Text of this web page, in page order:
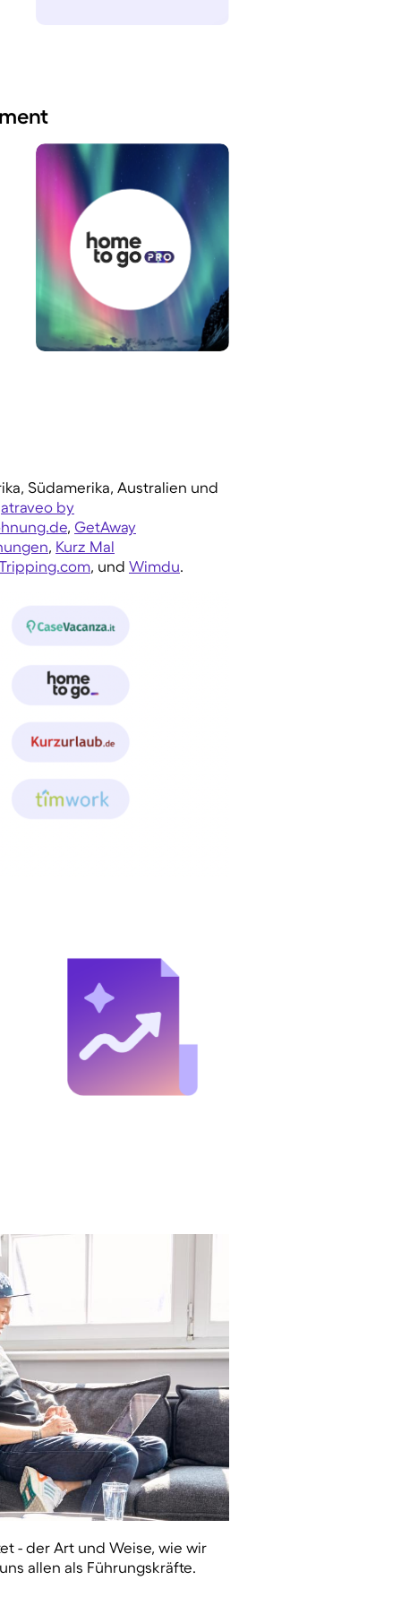
Südamerika, Australien und
atraveo by
, GetAway
, Kurz Mal
, und Wimdu.
- der Art und Weise, wie wir
allen als Führungskräfte.